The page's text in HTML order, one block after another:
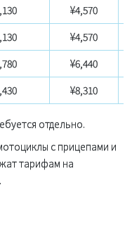
¥4,570
¥4,570
¥6,440
¥8,310
отдельно.
с прицепами и
тарифам на